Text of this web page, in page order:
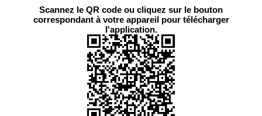
Scannez le QR code ou cliquez sur le bouton
correspondant à votre appareil pour télécharger
l'application.